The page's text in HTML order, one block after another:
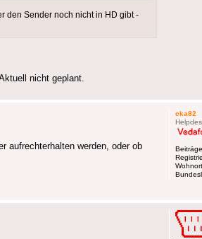
den Sender noch nicht in HD gibt -
nicht geplant.
cka82
aufrechterhalten werden, oder ob